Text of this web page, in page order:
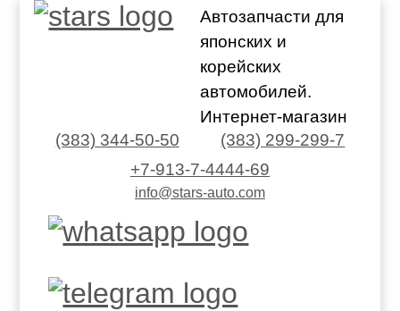
Автозапчасти для
японских и
корейских
автомобилей.
Интернет-магазин
(383) 344-50-50
(383) 299-299-7
+7-913-7-4444-69
info@stars-auto.com